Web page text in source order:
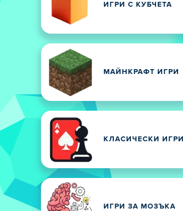
ИГРИ С КУБЧЕТА
МАЙНКРАФТ ИГРИ
КЛАСИЧЕСКИ ИГРИ
ИГРИ ЗА МОЗЪКА